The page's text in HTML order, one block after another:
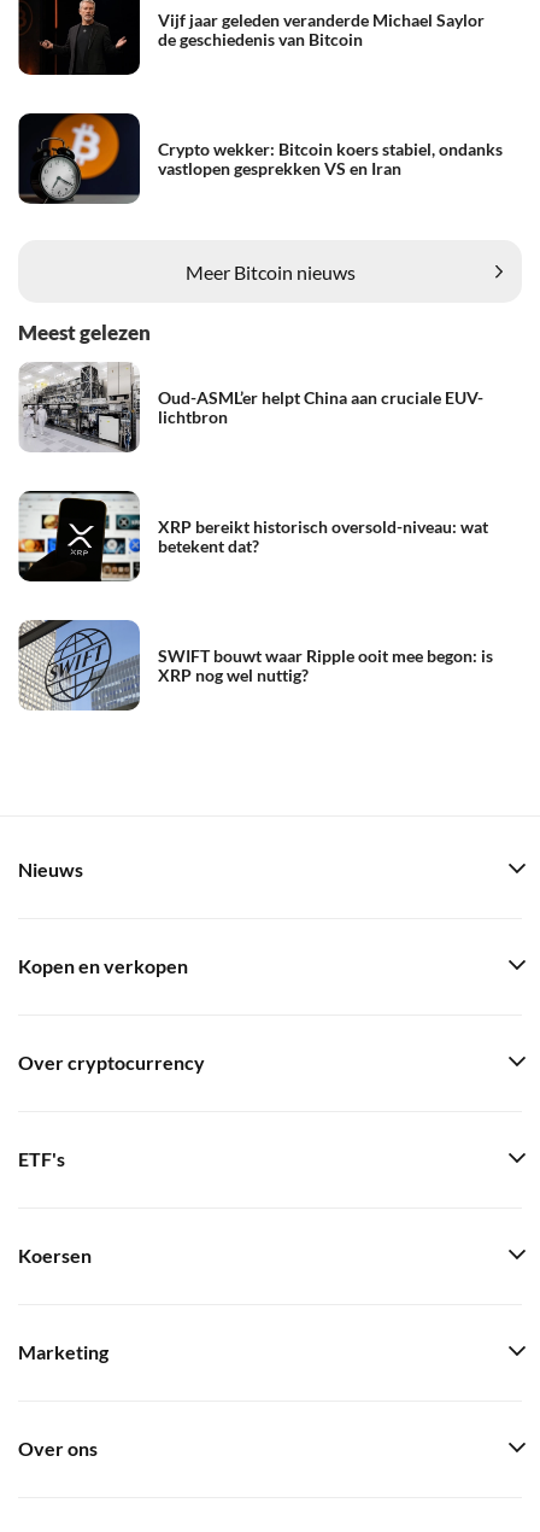
Vijf jaar geleden veranderde Michael Saylor
de geschiedenis van Bitcoin
Crypto wekker: Bitcoin koers stabiel, ondanks
vastlopen gesprekken VS en Iran
Meer Bitcoin nieuws
Meest gelezen
Oud-ASML’er helpt China aan cruciale EUV-
lichtbron
XRP bereikt historisch oversold-niveau: wat
betekent dat?
SWIFT bouwt waar Ripple ooit mee begon: is
XRP nog wel nuttig?
Nieuws
Kopen en verkopen
Over cryptocurrency
ETF's
Koersen
Marketing
Over ons